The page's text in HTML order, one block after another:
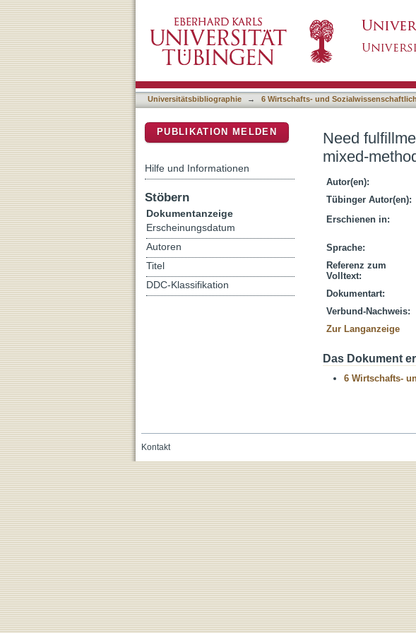
Need fulfillment in intercollegiate
investigation
Universitätsbibliographie → 6 Wirtschafts- und
Need
mixed-
Autor(en):
Tübinger Autor(en):
Erschienen in:
Sprache:
Referenz zum
Volltext:
Dokumentart:
Verbund-Nachweis:
Zur Langanzeige
Das Dokument
6 Wirtschafts-
PUBLIKATION MELDEN
Hilfe und Informationen
Stöbern
Dokumentanzeige
Erscheinungsdatum
Autoren
Titel
DDC-Klassifikation
Kontakt